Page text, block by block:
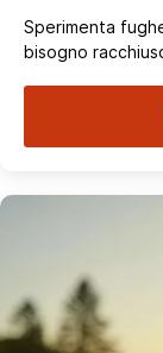
Sperimenta
bisogno